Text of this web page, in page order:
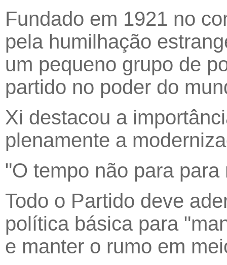
Fundado em 1921 no
pela humilhação
um pequeno grupo de
partido no poder do
Xi destacou a
plenamente a
"O tempo não para
Todo o Partido deve
política básica para
e manter o rumo em